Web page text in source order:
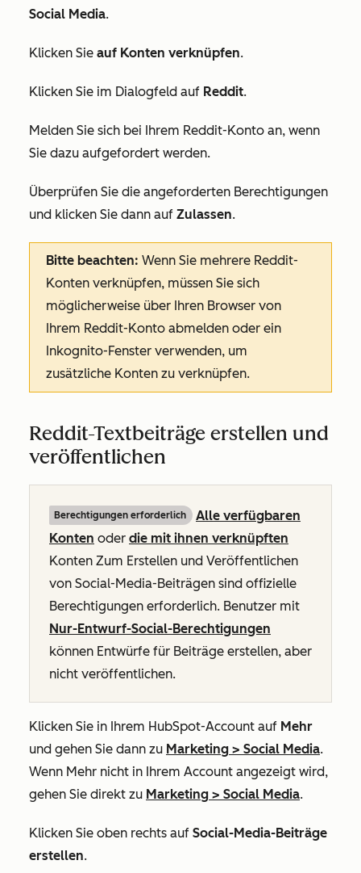
Social Media.
Klicken Sie auf Konten verknüpfen.
Klicken Sie im Dialogfeld auf Reddit.
Melden Sie sich bei Ihrem Reddit-Konto an, wenn
Sie dazu aufgefordert werden.
Überprüfen Sie die angeforderten Berechtigungen
und klicken Sie dann auf Zulassen.
Bitte beachten: Wenn Sie mehrere Reddit-
Konten verknüpfen, müssen Sie sich
möglicherweise über Ihren Browser von
Ihrem Reddit-Konto abmelden oder ein
Inkognito-Fenster verwenden, um
zusätzliche Konten zu verknüpfen.
Reddit-Textbeiträge erstellen und
veröffentlichen
Berechtigungen erforderlich
Alle verfügbaren
Konten oder die mit ihnen verknüpften
Konten Zum Erstellen und Veröffentlichen
von Social-Media-Beiträgen sind offizielle
Berechtigungen erforderlich. Benutzer mit
Nur-Entwurf-Social-Berechtigungen
können Entwürfe für Beiträge erstellen, aber
nicht veröffentlichen.
Klicken Sie in Ihrem HubSpot-Account auf Mehr
und gehen Sie dann zu Marketing > Social Media.
Wenn Mehr nicht in Ihrem Account angezeigt wird,
gehen Sie direkt zu Marketing > Social Media.
Klicken Sie oben rechts auf Social-Media-Beiträge
erstellen.